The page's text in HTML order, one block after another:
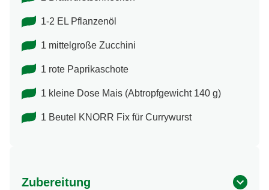
1-2 EL Pflanzenöl
1 mittelgroße Zucchini
1 rote Paprikaschote
1 kleine Dose Mais (Abtropfgewicht 140 g)
1 Beutel KNORR Fix für Currywurst
Zubereitung